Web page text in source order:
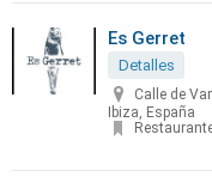
Es Gerret
Detalles
Calle de
Ibiza, España